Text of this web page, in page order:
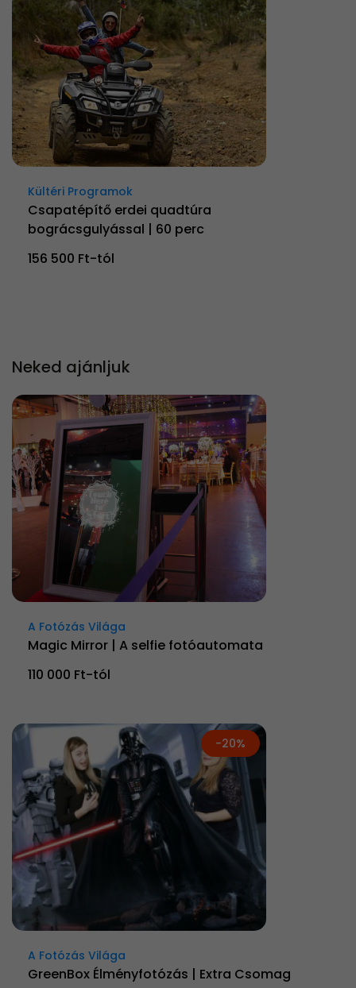
Kültéri Programok
Csapatépítő erdei quadtúra
bográcsgulyással | 60 perc
156 500 Ft-tól
Neked ajánljuk
A Fotózás Világa
Magic Mirror | A selfie fotóautomata
110 000 Ft-tól
-20%
A Fotózás Világa
GreenBox Élményfotózás | Extra Csomag